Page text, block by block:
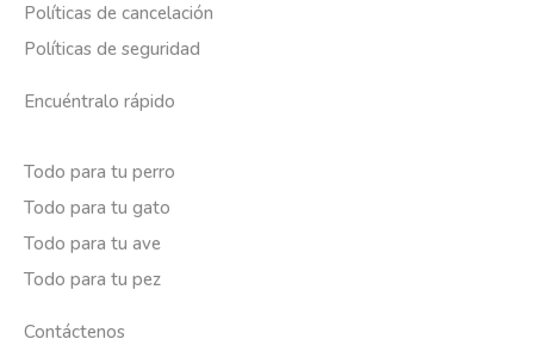
Políticas de cancelación
Políticas de seguridad
Encuéntralo rápido
Todo para tu perro
Todo para tu gato
Todo para tu ave
Todo para tu pez
Contáctenos